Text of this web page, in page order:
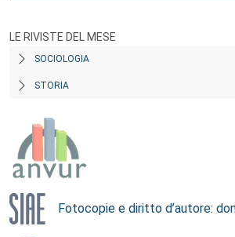
LE RIVISTE DEL MESE
SOCIOLOGIA
STORIA
Fotocopie e diritto d’autore: